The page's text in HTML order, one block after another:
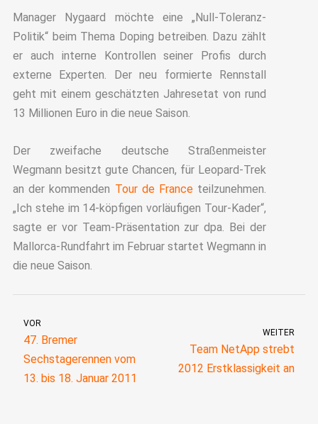
Manager Nygaard möchte eine „Null-Toleranz-
Politik“ beim Thema Doping betreiben. Dazu zählt
er auch interne Kontrollen seiner Profis durch
externe Experten. Der neu formierte Rennstall
geht mit einem geschätzten Jahresetat von rund
13 Millionen Euro in die neue Saison.
Der zweifache deutsche Straßenmeister
Wegmann besitzt gute Chancen, für Leopard-Trek
an der kommenden Tour de Franceteilzunehmen.
„Ich stehe im 14-köpfigen vorläufigen Tour-Kader“,
sagte er vor Team-Präsentation zur dpa. Bei der
Mallorca-Rundfahrt im Februar startet Wegmann in
die neue Saison.
VOR
47. Bremer
Sechstagerennen vom
13. bis 18. Januar 2011
WEITER
Team NetApp strebt
2012 Erstklassigkeit an